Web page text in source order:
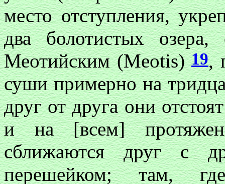
место отступления,
два болотистых
Меотийским (Meotis)19,
суши примерно на
друг от друга они
и на [всем]
сближаются друг с
перешейком; там,